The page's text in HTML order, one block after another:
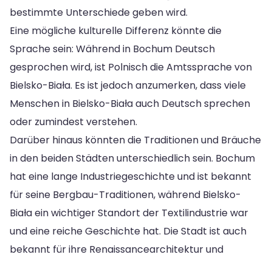
bestimmte Unterschiede geben wird.
Eine mögliche kulturelle Differenz könnte die
Sprache sein: Während in Bochum Deutsch
gesprochen wird, ist Polnisch die Amtssprache von
Bielsko-Biała. Es ist jedoch anzumerken, dass viele
Menschen in Bielsko-Biała auch Deutsch sprechen
oder zumindest verstehen.
Darüber hinaus könnten die Traditionen und Bräuche
in den beiden Städten unterschiedlich sein. Bochum
hat eine lange Industriegeschichte und ist bekannt
für seine Bergbau-Traditionen, während Bielsko-
Biała ein wichtiger Standort der Textilindustrie war
und eine reiche Geschichte hat. Die Stadt ist auch
bekannt für ihre Renaissancearchitektur und